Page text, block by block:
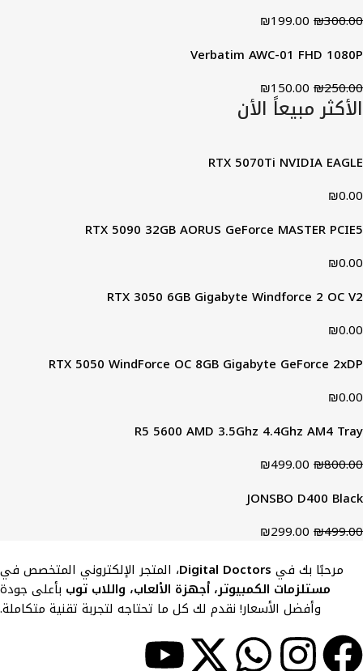
₪300.00
₪199.00
Verbatim AWC-01 FHD 1080P
₪250.00
₪150.00
الأكثر مبيعاً الأن
RTX 5070Ti NVIDIA EAGLE
₪0.00
RTX 5090 32GB AORUS GeForce MASTER PCIE5
₪0.00
RTX 3050 6GB Gigabyte Windforce 2 OC V2
₪0.00
RTX 5050 WindForce OC 8GB Gigabyte GeForce 2xDP
₪0.00
R5 5600 AMD 3.5Ghz 4.4Ghz AM4 Tray
₪800.00
₪499.00
JONSBO D400 Black
₪499.00
₪299.00
مرحبًا بك في Digital Doctors، المتجر الإلكتروني المتخصص في
مستلزمات الكمبيوتر، أجهزة الألعاب، واللاب توب بأعلى جودة
وأفضل الأسعار! نقدم لك كل ما تحتاجه لتجربة تقنية متكاملة.